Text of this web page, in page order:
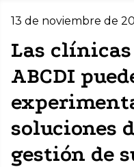
13 de noviembre de
Las clínicas
ABCDI
soluciones
gestión de